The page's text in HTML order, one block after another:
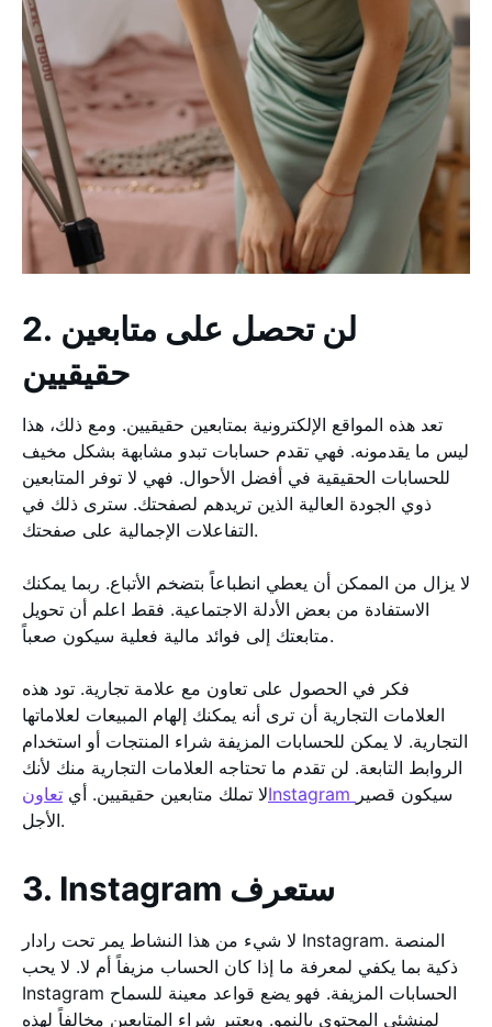
2. لن تحصل على متابعين
حقيقيين
تعد هذه المواقع الإلكترونية بمتابعين حقيقيين. ومع ذلك، هذا
ليس ما يقدمونه. فهي تقدم حسابات تبدو مشابهة بشكل مخيف
للحسابات الحقيقية في أفضل الأحوال. فهي لا توفر المتابعين
ذوي الجودة العالية الذين تريدهم لصفحتك. سترى ذلك في
التفاعلات الإجمالية على صفحتك.
لا يزال من الممكن أن يعطي انطباعاً بتضخم الأتباع. ربما يمكنك
الاستفادة من بعض الأدلة الاجتماعية. فقط اعلم أن تحويل
متابعتك إلى فوائد مالية فعلية سيكون صعباً.
فكر في الحصول على تعاون مع علامة تجارية. تود هذه
العلامات التجارية أن ترى أنه يمكنك إلهام المبيعات لعلاماتها
التجارية. لا يمكن للحسابات المزيفة شراء المنتجات أو استخدام
الروابط التابعة. لن تقدم ما تحتاجه العلامات التجارية منك لأنك
لا تملك متابعين حقيقيين. أيتعاونInstagram سيكون قصير
الأجل.
3. Instagram ستعرف
لا شيء من هذا النشاط يمر تحت رادار Instagram. المنصة
ذكية بما يكفي لمعرفة ما إذا كان الحساب مزيفاً أم لا. لا يحب
Instagram الحسابات المزيفة. فهو يضع قواعد معينة للسماح
لمنشئي المحتوى بالنمو. ويعتبر شراء المتابعين مخالفاً لهذه